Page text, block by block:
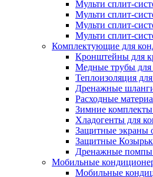
Мульти сплит-
Мульти сплит-
Мульти сплит-
Мульти сплит-
Комплектующие для
Кронштейны для
Медные трубы для
Теплоизоляция
Дренажные
Расходные
Зимние
Хладогенты для
Защитные экраны
Защитные
Дренажные
Мобильные
Мобильные